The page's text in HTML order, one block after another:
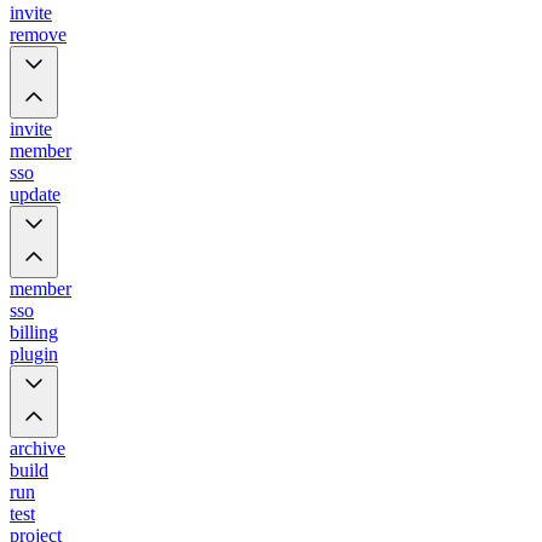
invite
remove
invite
member
sso
update
member
sso
billing
plugin
archive
build
run
test
project